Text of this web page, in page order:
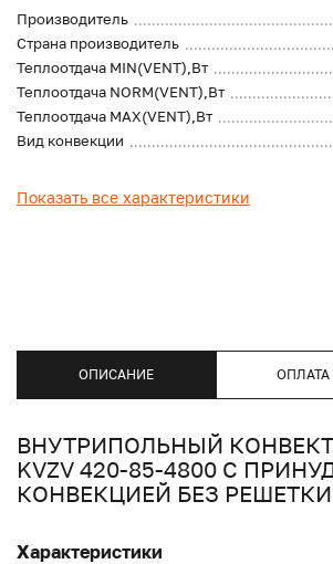
Производитель
Страна производитель
Теплоотдача MIN(VENT),Вт
Теплоотдача NORM(VENT),Вт
Теплоотдача MAX(VENT),Вт
Вид конвекции
Показать все характеристики
ОПИСАНИЕ ОПЛАТА
ВНУТРИПОЛЬНЫЙ
KVZV 420-85-4800 С
КОНВЕКЦИЕЙ БЕЗ РЕШЕТКИ
Характеристики